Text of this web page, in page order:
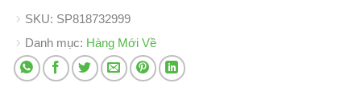
SKU: SP818732999
Danh mục: Hàng Mới Về